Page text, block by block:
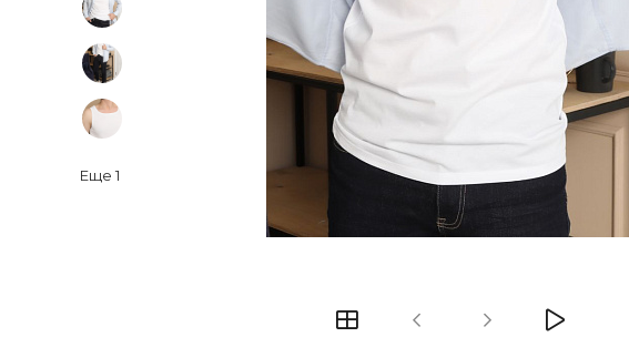
Еще 1